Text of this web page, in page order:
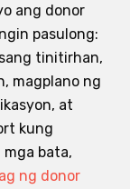
ang donor
pasulong:
tinitirhan,
magplano ng
at
kung
mga bata,
ng donor